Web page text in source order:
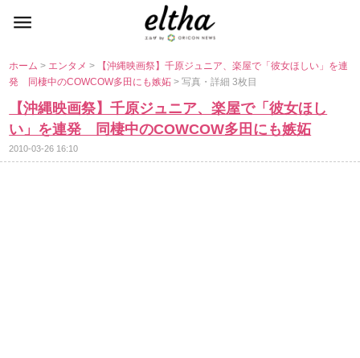
ホーム> エンタメ>
【沖縄映画祭】千原ジュニア、楽屋で「彼女ほしい」を連
発 同棲中のCOWCOW多田にも嫉妬> 写真・詳細 3枚目
【沖縄映画祭】千原ジュニア、楽屋で「彼女ほし
い」を連発 同棲中のCOWCOW多田にも嫉妬
2010-03-26 16:10